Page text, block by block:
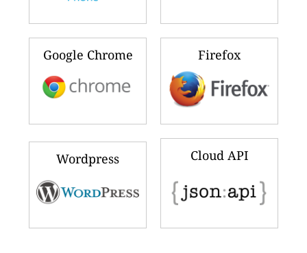
Google Chrome Firefox
Wordpress Cloud API